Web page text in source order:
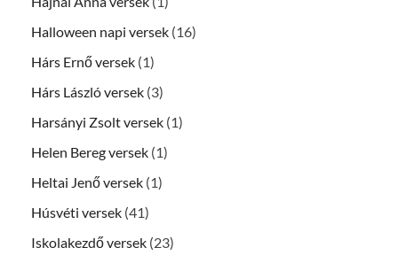
Halloween napi versek (16)
Hárs Ernő versek (1)
Hárs László versek (3)
Harsányi Zsolt versek (1)
Helen Bereg versek (1)
Heltai Jenő versek (1)
Húsvéti versek (41)
Iskolakezdő versek (23)